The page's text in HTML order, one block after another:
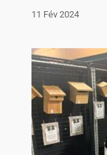
11 Fév 2024